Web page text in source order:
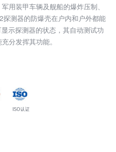
用装甲车辆及舰船的爆炸压制、
测器的防爆壳在户内和户外都能
示探测器的状态，其自动测试功
分发挥其功能。